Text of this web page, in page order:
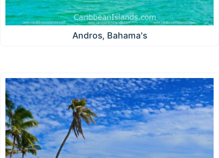
Andros, Bahama's